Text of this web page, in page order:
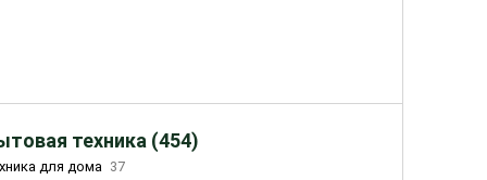
техника (454)
для дома 37